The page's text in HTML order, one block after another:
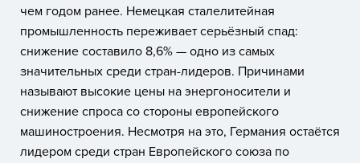
чем годом ранее. Немецкая сталелитейная
промышленность переживает серьёзный спад:
снижение составило 8,6% — одно из самых
значительных среди стран-лидеров. Причинами
называют высокие цены на энергоносители и
снижение спроса со стороны европейского
машиностроения. Несмотря на это, Германия остаётся
лидером среди стран Европейского союза по